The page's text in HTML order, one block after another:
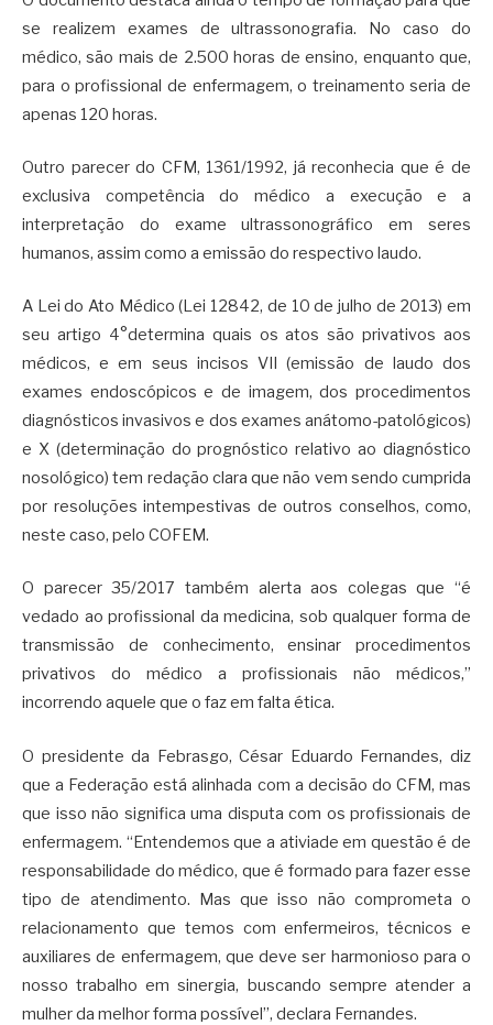
se realizem exames de ultrassonografia. No caso do
médico, são mais de 2.500 horas de ensino, enquanto que,
para o profissional de enfermagem, o treinamento seria de
apenas 120 horas.
Outro parecer do CFM, 1361/1992, já reconhecia que é de
exclusiva competência do médico a execução e a
interpretação do exame ultrassonográfico em seres
humanos, assim como a emissão do respectivo laudo.
A Lei do Ato Médico (Lei 12842, de 10 de julho de 2013) em
seu artigo 4°determina quais os atos são privativos aos
médicos, e em seus incisos VII (emissão de laudo dos
exames endoscópicos e de imagem, dos procedimentos
diagnósticos invasivos e dos exames anátomo-patológicos)
e X (determinação do prognóstico relativo ao diagnóstico
nosológico) tem redação clara que não vem sendo cumprida
por resoluções intempestivas de outros conselhos, como,
neste caso, pelo COFEM.
O parecer 35/2017 também alerta aos colegas que “é
vedado ao profissional da medicina, sob qualquer forma de
transmissão de conhecimento, ensinar procedimentos
privativos do médico a profissionais não médicos,”
incorrendo aquele que o faz em falta ética.
O presidente da Febrasgo, César Eduardo Fernandes, diz
que a Federação está alinhada com a decisão do CFM, mas
que isso não significa uma disputa com os profissionais de
enfermagem. “Entendemos que a ativiade em questão é de
responsabilidade do médico, que é formado para fazer esse
tipo de atendimento. Mas que isso não comprometa o
relacionamento que temos com enfermeiros, técnicos e
auxiliares de enfermagem, que deve ser harmonioso para o
nosso trabalho em sinergia, buscando sempre atender a
mulher da melhor forma possível”, declara Fernandes.